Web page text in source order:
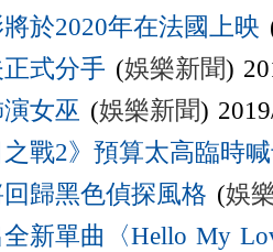
於2020年在法國上映
式分手 (娛樂新聞)
女巫 (娛樂新聞)
戰2》預算太高臨時
歸黑色偵探風格 (娛
全新單曲〈Hello My